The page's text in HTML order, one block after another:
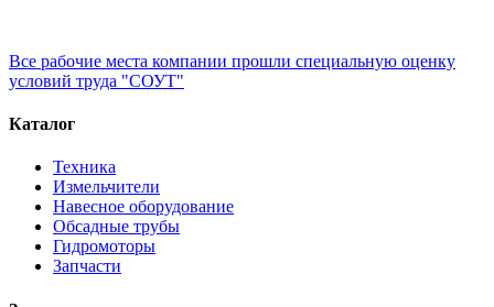
Все рабочие места компании прошли специальную оценку
условий труда "СОУТ"
Каталог
Техника
Измельчители
Навесное оборудование
Обсадные трубы
Гидромоторы
Запчасти